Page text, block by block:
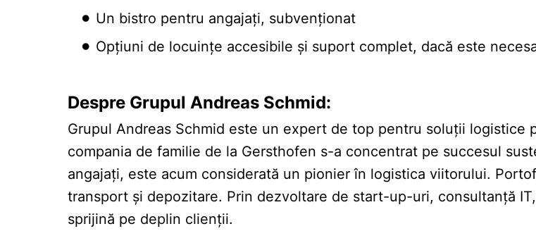
Un bistro pentru angajați, subvenționat
Opțiuni de locuințe accesibile și suport complet, dacă este
Despre Grupul Andreas Schmid:
Grupul Andreas Schmid este un expert de top pentru soluții logistice
compania de familie de la Gersthofen s-a concentrat pe succesul
angajați, este acum considerată un pionier în logistica viitorului.
transport și depozitare. Prin dezvoltare de start-up-uri, consultanță
sprijină pe deplin clienții.